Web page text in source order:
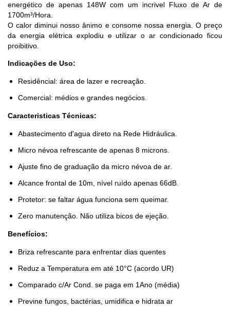
energético de apenas 148W com um incrivel Fluxo de Ar de
1700m³/Hora.
O calor diminui nosso ânimo e consome nossa energia. O preço
da energia elétrica explodiu e utilizar o ar condicionado ficou
proibitivo.
Indicações de Uso:
Residêncial: área de lazer e recreação.
Comercial: médios e grandes negócios.
Caracteristicas Técnicas:
Abastecimento d'agua direto na Rede Hidráulica.
Micro névoa refrescante de apenas 8 microns.
Ajuste fino de graduação da micro névoa de ar.
Alcance frontal de 10m, nível ruído apenas 66dB.
Protetor: se faltar água funciona sem queimar.
Zero manutenção. Não utiliza bicos de ejeção.
Benefícios:
Briza refrescante para enfrentar dias quentes
Reduz a Temperatura em até 10°C (acordo UR)
Comparado c/Ar Cond. se paga em 1Ano (média)
Previne fungos, bactérias, umidifica e hidrata ar